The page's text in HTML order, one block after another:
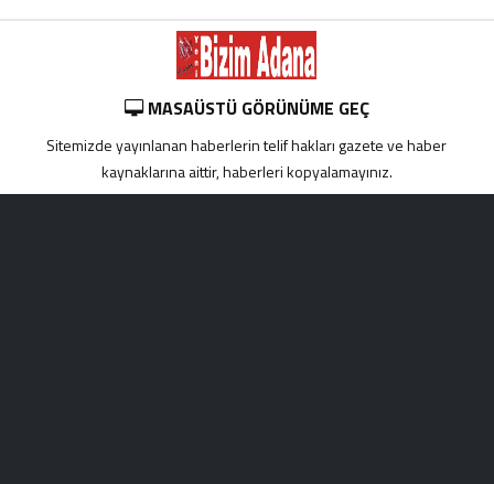
MASAÜSTÜ GÖRÜNÜME GEÇ
Sitemizde yayınlanan haberlerin telif hakları gazete ve haber
kaynaklarına aittir, haberleri kopyalamayınız.